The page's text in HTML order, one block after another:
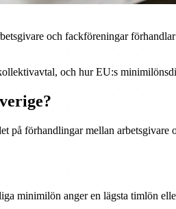
och fackföreningar
och hur EU:s
på förhandlingar mellan
minimilön anger en lägsta timlön